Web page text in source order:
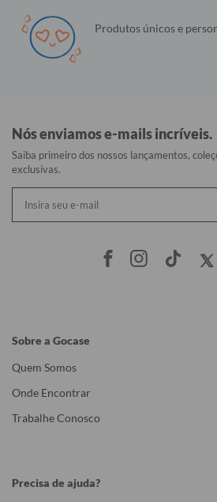
Produtos únicos e
Nós enviamos e-mails incríveis.
Saiba primeiro dos nossos lançamentos,
exclusivas.
Sobre a Gocase
Quem Somos
Onde Encontrar
Trabalhe Conosco
Precisa de ajuda?